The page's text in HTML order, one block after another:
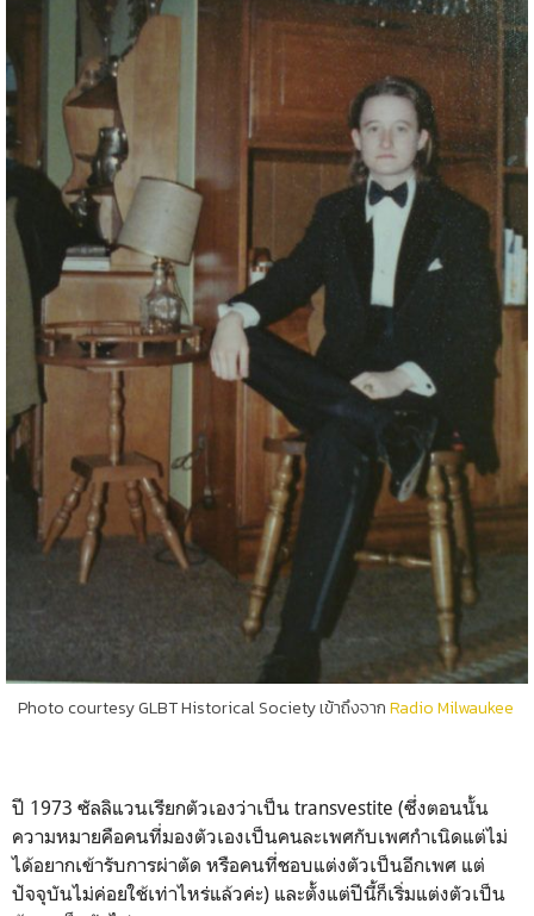
Photo courtesy GLBT Historical Society เข้าถึงจากRadio Milwaukee
ปี 1973 ซัลลิแวนเรียกตัวเองว่าเป็น transvestite (ซึ่งตอนนั้น
ความหมายคือคนที่มองตัวเองเป็นคนละเพศกับเพศกำเนิดแต่ไม่
ได้อยากเข้ารับการผ่าตัด หรือคนที่ชอบแต่งตัวเป็นอีกเพศ แต่
ปัจจุบันไม่ค่อยใช้เท่าไหร่แล้วค่ะ) และตั้งแต่ปีนี้ก็เริ่มแต่งตัวเป็น